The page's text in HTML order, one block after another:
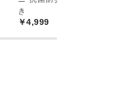
き
￥4,999